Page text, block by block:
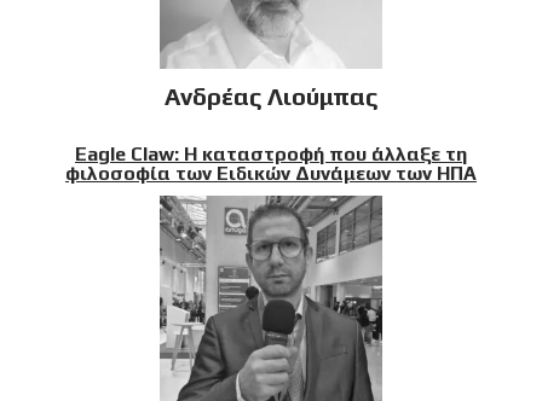
Ανδρέας Λιούμπας
Eagle Claw: Η καταστροφή που άλλαξε τη
φιλοσοφία των Ειδικών Δυνάμεων των ΗΠΑ